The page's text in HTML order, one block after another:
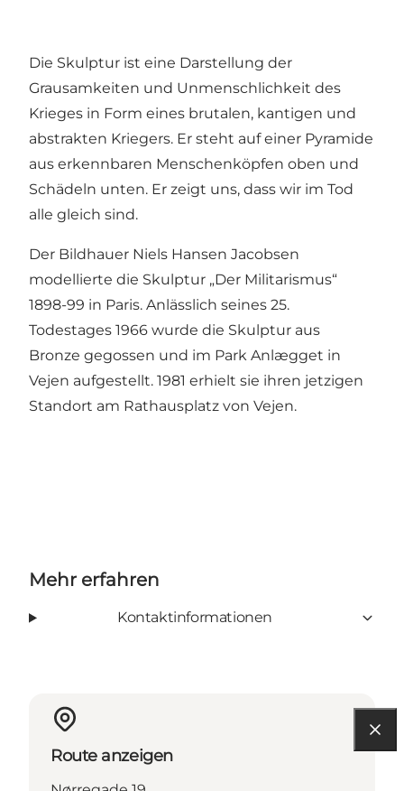
Die Skulptur ist eine Darstellung der
Grausamkeiten und Unmenschlichkeit des
Krieges in Form eines brutalen, kantigen und
abstrakten Kriegers. Er steht auf einer Pyramide
aus erkennbaren Menschenköpfen oben und
Schädeln unten. Er zeigt uns, dass wir im Tod
alle gleich sind.
Der Bildhauer Niels Hansen Jacobsen
modellierte die Skulptur „Der Militarismus“
1898-99 in Paris. Anlässlich seines 25.
Todestages 1966 wurde die Skulptur aus
Bronze gegossen und im Park Anlægget in
Vejen aufgestellt. 1981 erhielt sie ihren jetzigen
Standort am Rathausplatz von Vejen.
Mehr erfahren
Kontaktinformationen
Route anzeigen